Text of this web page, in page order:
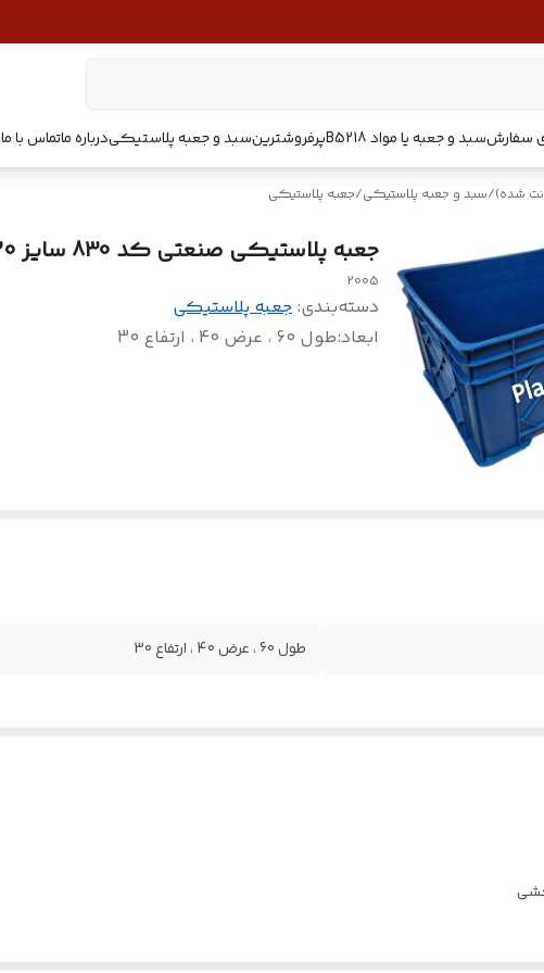
سفارشسبد و جعبه یا مواد B5218 پرفروشترینسبد و جعبه پلاستیکیدرباره ماتماس با ما
شده)/سبد و جعبه پلاستیکی/جعبه پلاستیکی
جعبه پلاستیکی صنعتی کد 830 سایز 30*40*60
2005
دسته‌بندی: جعبه پلاستیکی
ابعاد:طول 60 ، عرض 40 ، ارتفاع 30
طول 60 ، عرض 40 ، ارتفاع 30